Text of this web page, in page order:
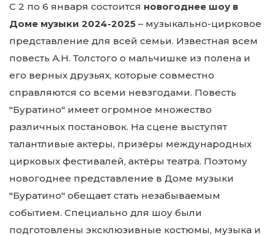
С 2 по 6 января состоится новогоднее шоу в
Доме музыки 2024-2025 – музыкально-цирковое
представление для всей семьи. Известная всем
повесть А.Н. Толстого о мальчишке из полена и
его верных друзьях, которые совместно
справляются со всеми невзгодами. Повесть
"Буратино" имеет огромное множество
различных постановок. На сцене выступят
талантливые актеры, призёры международных
цирковых фестивалей, актёры театра. Поэтому
новогоднее представление в Доме музыки
"Буратино" обещает стать незабываемым
событием. Специально для шоу были
подготовлены эксклюзивные костюмы, музыка и